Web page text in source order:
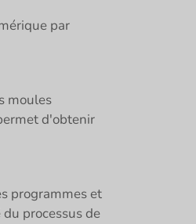
par
moules
d'obtenir
programmes et
processus de